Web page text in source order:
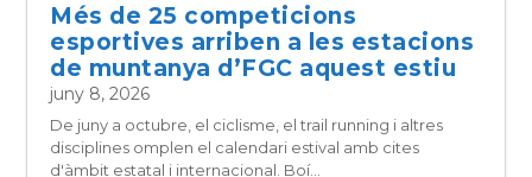
Més de 25 competicions
esportives arriben a les estacions
de muntanya d’FGC aquest estiu
juny 8, 2026
De juny a octubre, el ciclisme, el trail running i altres
disciplines omplen el calendari estival amb cites
d'àmbit estatal i internacional. Boí...